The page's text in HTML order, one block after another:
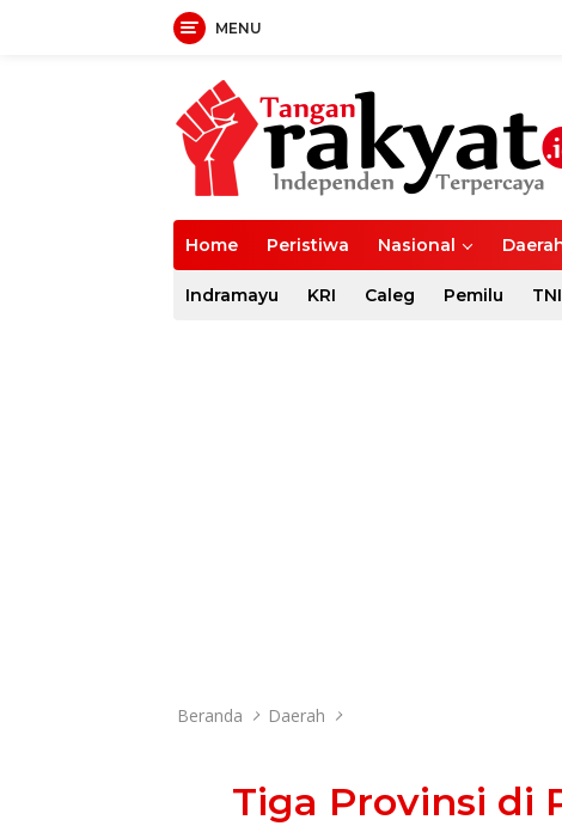
MENU
Home Peristiwa Nasional
Indramayu KRI Caleg Pemilu TNI
Beranda Daerah
Tiga Provinsi di